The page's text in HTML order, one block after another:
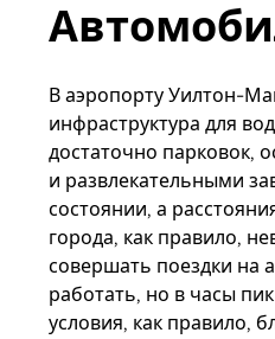
В аэропорту Уилтон-
инфраструктура для
достаточно парковок,
и развлекательными
состоянии, а
города, как правило,
совершать поездки на
работать, но в часы
условия, как правило,